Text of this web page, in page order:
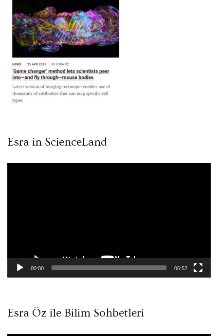
Esra in ScienceLand
00:00 06:52
Esra Öz ile Bilim Sohbetleri